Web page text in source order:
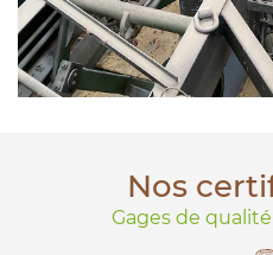
Nos
Gages de